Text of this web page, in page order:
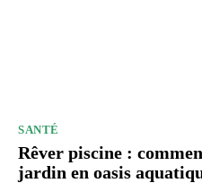
SANTÉ
Rêver piscine :
jardin en oasis